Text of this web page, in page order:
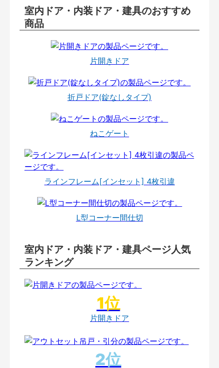
室内ドア・内装ドア・建具のおすすめ
商品
片開きドア
折戸ドア(錠なしタイプ)
ねこゲート
ラインフレーム[インセット] 4枚引違
L型コーナー間仕切
室内ドア・内装ドア・建具ページ人気
ランキング
片開きドア